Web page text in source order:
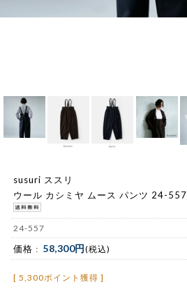
susuri ススリ
ウール カシミヤ ムース パンツ 24-557
24-557
価格 : 58,300円(税込)
[ 5,300ポイント獲得 ]